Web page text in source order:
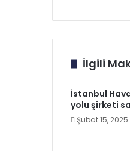
İlgili
İstanbul
yolu şirketi
Şubat 15, 2025